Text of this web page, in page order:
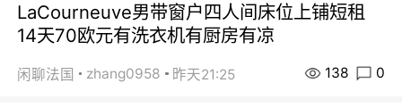
LaCourneuve男带窗户四人间床位上铺短租
14天70欧元有洗衣机有厨房有凉
闲聊法国 zhang0958 昨天21:25 138 0